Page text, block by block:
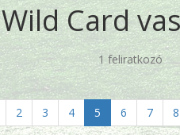
Wild Card
1 feliratkozó
2 3 4 5 6 7 8